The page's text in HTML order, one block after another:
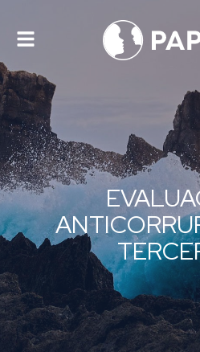
Alternar
navegación